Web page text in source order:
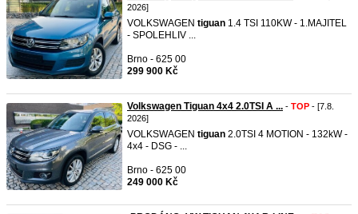
2026]
VOLKSWAGEN tiguan 1.4 TSI 110KW - 1.MAJITEL
- SPOLEHLIV ...
Brno - 625 00
299 900 Kč
Volkswagen Tiguan 4x4 2.0TSI A ... - TOP - [7.8.
2026]
VOLKSWAGEN tiguan 2.0TSI 4 MOTION - 132kW -
4x4 - DSG - ...
Brno - 625 00
249 000 Kč